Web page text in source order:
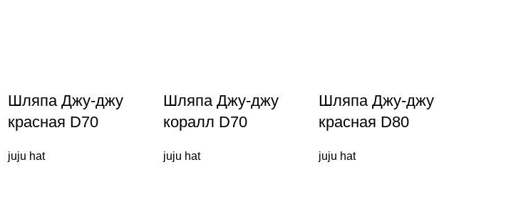
Шляпа Джу-джу
красная D70
juju hat
Шляпа Джу-джу
коралл D70
juju hat
Шляпа Джу-джу
красная D80
juju hat